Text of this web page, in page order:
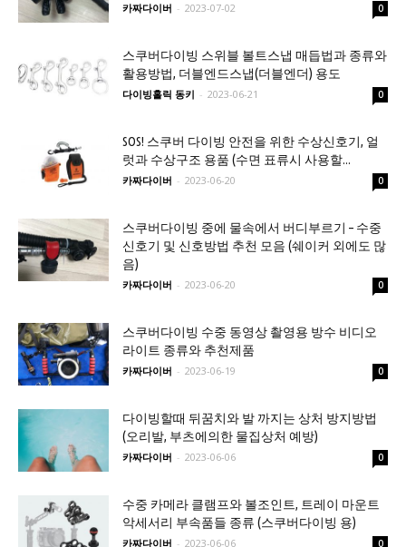
카짜다이버 - 2023-07-02 0
스쿠버다이빙 스위블 볼트스냅 매듭법과 종류와
활용방법, 더블엔드스냅(더블엔더) 용도
다이빙홀릭 동키 - 2023-06-21 0
SOS! 스쿠버 다이빙 안전을 위한 수상신호기, 얼
럿과 수상구조 용품 (수면 표류시 사용할...
카짜다이버 - 2023-06-20 0
스쿠버다이빙 중에 물속에서 버디부르기 – 수중
신호기 및 신호방법 추천 모음 (쉐이커 외에도 많
음)
카짜다이버 - 2023-06-20 0
스쿠버다이빙 수중 동영상 촬영용 방수 비디오
라이트 종류와 추천제품
카짜다이버 - 2023-06-19 0
다이빙할때 뒤꿈치와 발 까지는 상처 방지방법
(오리발, 부츠에의한 물집상처 예방)
카짜다이버 - 2023-06-06 0
수중 카메라 클램프와 볼조인트, 트레이 마운트
악세서리 부속품들 종류 (스쿠버다이빙 용)
카짜다이버 - 2023-06-06 0